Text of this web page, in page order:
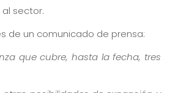
sector.
de un comunicado de prensa:
que cubre, hasta la fecha, tres